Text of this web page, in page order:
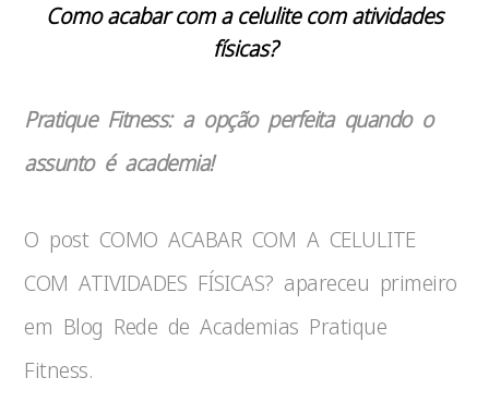
Como acabar com a celulite com atividades
físicas?
Pratique Fitness: a opção perfeita quando o
assunto é academia!
O post COMO ACABAR COM A CELULITE
COM ATIVIDADES FÍSICAS? apareceu primeiro
em Blog Rede de Academias Pratique
Fitness.